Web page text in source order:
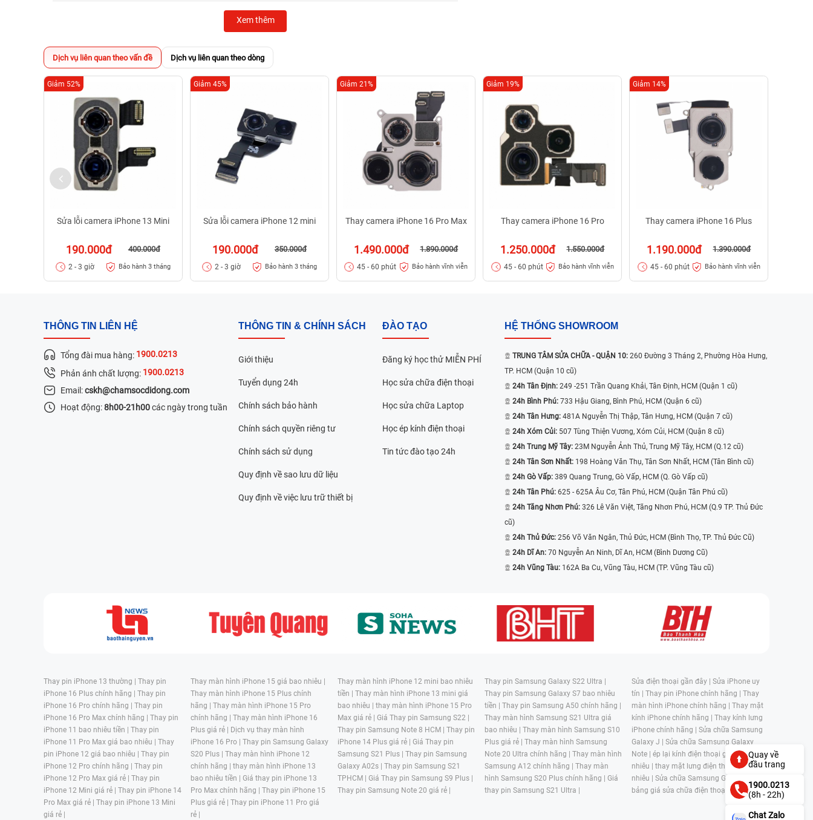
Xem thêm
Dịch vụ liên quan theo vấn đề Dịch vụ liên quan theo dòng
Sửa lỗi camera iPhone 13 Mini
190.000đ 400.000đ
Giảm 52%
2 - 3 giờ Bảo hành 3 tháng
Sửa lỗi camera iPhone 12 mini
190.000đ 350.000đ
Giảm 45%
2 - 3 giờ Bảo hành 3 tháng
Thay camera iPhone 16 Pro Max
1.490.000đ 1.890.000đ
Giảm 21%
45 - 60 phút Bảo hành vĩnh viễn
Thay camera iPhone 16 Pro
1.250.000đ 1.550.000đ
Giảm 19%
45 - 60 phút Bảo hành vĩnh viễn
Thay camera iPhone 16 Plus
1.190.000đ 1.390.000đ
Giảm 14%
45 - 60 phút Bảo hành vĩnh viễn
THÔNG TIN LIÊN HỆ
Tổng đài mua hàng: 1900.0213
Phản ánh chất lượng: 1900.0213
Email:cskh@chamsocdidong.com
Hoạt động:8h00-21h00các ngày trong tuần
THÔNG TIN & CHÍNH SÁCH
Giới thiệu
Tuyển dụng 24h
Chính sách bảo hành
Chính sách quyền riêng tư
Chính sách sử dụng
Quy định về sao lưu dữ liệu
Quy định về việc lưu trữ thiết bị
ĐÀO TẠO
Đăng ký học thử MIỄN PHÍ
Học sửa chữa điện thoại
Học sửa chữa Laptop
Học ép kính điện thoại
Tin tức đào tạo 24h
HỆ THỐNG SHOWROOM
TRUNG TÂM SỬA CHỮA - QUẬN 10: 260 Đường 3 Tháng 2, Phường Hòa Hưng,
TP. HCM (Quận 10 cũ)
24h Tân Định: 249 -251 Trần Quang Khải, Tân Định, HCM (Quận 1 cũ)
24h Bình Phú: 733 Hậu Giang, Bình Phú, HCM (Quận 6 cũ)
24h Tân Hưng: 481A Nguyễn Thị Thập, Tân Hưng, HCM (Quận 7 cũ)
24h Xóm Củi: 507 Tùng Thiện Vương, Xóm Củi, HCM (Quận 8 cũ)
24h Trung Mỹ Tây: 23M Nguyễn Ảnh Thủ, Trung Mỹ Tây, HCM (Q.12 cũ)
24h Tân Sơn Nhất: 198 Hoàng Văn Thụ, Tân Sơn Nhất, HCM (Tân Bình cũ)
24h Gò Vấp: 389 Quang Trung, Gò Vấp, HCM (Q. Gò Vấp cũ)
24h Tân Phú: 625 - 625A Âu Cơ, Tân Phú, HCM (Quận Tân Phú cũ)
24h Tăng Nhơn Phú: 326 Lê Văn Việt, Tăng Nhơn Phú, HCM (Q.9 TP. Thủ Đức
cũ)
24h Thủ Đức: 256 Võ Văn Ngân, Thủ Đức, HCM (Bình Thọ, TP. Thủ Đức Cũ)
24h Dĩ An: 70 Nguyễn An Ninh, Dĩ An, HCM (Bình Dương Cũ)
24h Vũng Tàu: 162A Ba Cu, Vũng Tàu, HCM (TP. Vũng Tàu cũ)
Thay pin iPhone 13 thường | Thay pin
iPhone 16 Plus chính hãng | Thay pin
iPhone 16 Pro chính hãng | Thay pin
iPhone 16 Pro Max chính hãng | Thay pin
iPhone 11 bao nhiêu tiền | Thay pin
iPhone 11 Pro Max giá bao nhiêu | Thay
pin iPhone 12 giá bao nhiêu | Thay pin
iPhone 12 Pro chính hãng | Thay pin
iPhone 12 Pro Max giá rẻ | Thay pin
iPhone 12 Mini giá rẻ | Thay pin iPhone 14
Pro Max giá rẻ | Thay pin iPhone 13 Mini
giá rẻ |
Thay màn hình iPhone 15 giá bao nhiêu |
Thay màn hình iPhone 15 Plus chính
hãng | Thay màn hình iPhone 15 Pro
chính hãng | Thay màn hình iPhone 16
Plus giá rẻ | Dịch vụ thay màn hình
iPhone 16 Pro | Thay pin Samsung Galaxy
S20 Plus | Thay màn hình iPhone 12
chính hãng | thay màn hình iPhone 13
bao nhiêu tiền | Giá thay pin iPhone 13
Pro Max chính hãng | Thay pin iPhone 15
Plus giá rẻ | Thay pin iPhone 11 Pro giá
rẻ |
Thay màn hình iPhone 12 mini bao nhiêu
tiền | Thay màn hình iPhone 13 mini giá
bao nhiêu | thay màn hình iPhone 15 Pro
Max giá rẻ | Giá Thay pin Samsung S22 |
Thay pin Samsung Note 8 HCM | Thay pin
iPhone 14 Plus giá rẻ | Giá Thay pin
Samsung S21 Plus | Thay pin Samsung
Galaxy A02s | Thay pin Samsung S21
TPHCM | Giá Thay pin Samsung S9 Plus |
Thay pin Samsung Note 20 giá rẻ |
Thay pin Samsung Galaxy S22 Ultra |
Thay pin Samsung Galaxy S7 bao nhiêu
tiền | Thay pin Samsung A50 chính hãng |
Thay màn hình Samsung S21 Ultra giá
bao nhiêu | Thay màn hình Samsung S10
Plus giá rẻ | Thay màn hình Samsung
Note 20 Ultra chính hãng | Thay màn hình
Samsung A12 chính hãng | Thay màn
hình Samsung S20 Plus chính hãng | Giá
thay pin Samsung S21 Ultra |
Sửa điện thoại gần đây | Sửa iPhone uy
tín | Thay pin iPhone chính hãng | Thay
màn hình iPhone chính hãng | Thay mặt
kính iPhone chính hãng | Thay kính lưng
iPhone chính hãng | Sửa chữa Samsung
Galaxy J | Sửa chữa Samsung Galaxy
Note | ép lại kính điện thoại giá bao
nhiêu | thay mặt lưng điện thoại giá bao
nhiêu | Sửa chữa Samsung Galaxy S |
bảng giá sửa chữa điện thoại samsung |
Quay về
đầu trang
1900.0213
(8h - 22h)
Chat Zalo